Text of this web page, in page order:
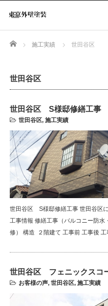
Home 施工実績 世田谷区
世田谷区
世田谷区 S様邸修繕工事
世田谷区, 施工実績
世田谷区 S様邸修繕工事 世田谷区
工事情報 修繕工事（バルコニー防
修） 構造 ２階建て 工事前 工事後
世田谷区 フェニックスコ
お客様の声, 世田谷区, 施工実績